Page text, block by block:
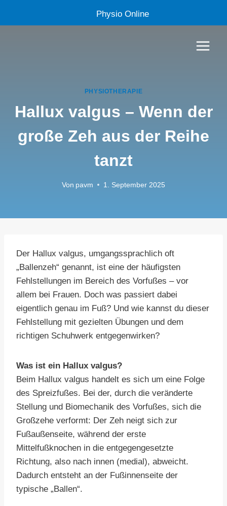
Physio Online
PHYSIOTHERAPIE
Hallux valgus – Wenn der
große Zeh aus der Reihe
tanzt
Von pavm 1. September 2025
Der Hallux valgus, umgangssprachlich oft
„Ballenzeh“ genannt, ist eine der häufigsten
Fehlstellungen im Bereich des Vorfußes – vor
allem bei Frauen. Doch was passiert dabei
eigentlich genau im Fuß? Und wie kannst du dieser
Fehlstellung mit gezielten Übungen und dem
richtigen Schuhwerk entgegenwirken?
Was ist ein Hallux valgus?
Beim Hallux valgus handelt es sich um eine Folge
des Spreizfußes. Bei der, durch die veränderte
Stellung und Biomechanik des Vorfußes, sich die
Großzehe verformt: Der Zeh neigt sich zur
Fußaußenseite, während der erste
Mittelfußknochen in die entgegengesetzte
Richtung, also nach innen (medial), abweicht.
Dadurch entsteht an der Fußinnenseite der
typische „Ballen“.